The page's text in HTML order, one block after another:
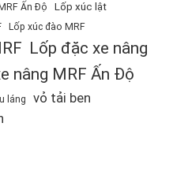
Ấn Độ
Lốp xúc lật
Lốp xúc đào MRF
Lốp đặc xe nâng
nâng MRF Ấn Độ
láng
vỏ tải ben